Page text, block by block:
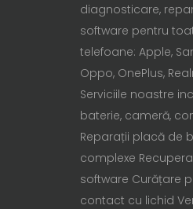
diagnosticare,
software pentru
telefoane: Apple,
Oppo, OnePlus,
Serviciile noastre
baterie, cameră,
Reparații placă de
complexe
software Curățare
contact cu lichid